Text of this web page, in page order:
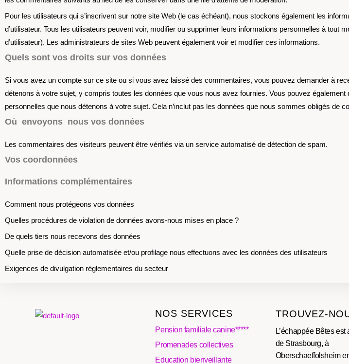
Pour les utilisateurs qui s’inscrivent sur notre site Web (le cas échéant), nous stockons également les
d’utilisateur. Tous les utilisateurs peuvent voir, modifier ou supprimer leurs informations personnelles à tout
d’utilisateur). Les administrateurs de sites Web peuvent également voir et modifier ces informations.
Quels sont vos droits sur vos données
Si vous avez un compte sur ce site ou si vous avez laissé des commentaires, vous pouvez demander à
détenons à votre sujet, y compris toutes les données que vous nous avez fournies. Vous pouvez
personnelles que nous détenons à votre sujet. Cela n’inclut pas les données que nous sommes obligés de
Où envoyons nous vos données
Les commentaires des visiteurs peuvent être vérifiés via un service automatisé de détection de spam.
Vos coordonnées
Informations complémentaires
Comment nous protégeons vos données
Quelles procédures de violation de données avons-nous mises en place ?
De quels tiers nous recevons des données
Quelle prise de décision automatisée et/ou profilage nous effectuons avec les données des utilisateurs
Exigences de divulgation réglementaires du secteur
NOS SERVICES
Pension familiale canine*****
Promenades collectives
Education bienveillante
TROUVEZ-
L’échappée Bêtes est
de Strasbourg, à
Oberschaeffolsheim